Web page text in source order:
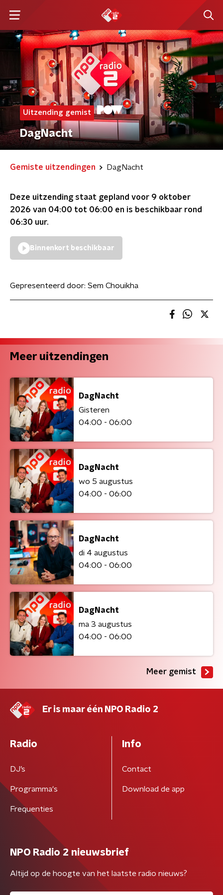
Uitzending gemist
DagNacht
Gemiste uitzendingen DagNacht
Deze uitzending staat gepland voor 9 oktober
2026 van 04:00 tot 06:00 en is beschikbaar rond
06:30 uur.
Binnenkort beschikbaar
Gepresenteerd door: Sem Chouikha
Meer uitzendingen
DagNacht
Gisteren
04:00 - 06:00
DagNacht
wo 5 augustus
04:00 - 06:00
DagNacht
di 4 augustus
04:00 - 06:00
DagNacht
ma 3 augustus
04:00 - 06:00
Meer gemist
Er is maar één NPO Radio 2
Radio
DJ’s
Programma's
Frequenties
Info
Contact
Download de app
NPO Radio 2 nieuwsbrief
Altijd op de hoogte van het laatste radio nieuws?